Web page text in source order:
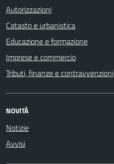
Autorizzazioni
Catasto e urbanistica
Educazione e formazione
Imprese e commercio
Tributi, finanze e contravvenzioni
NOVITÀ
Notizie
Avvisi